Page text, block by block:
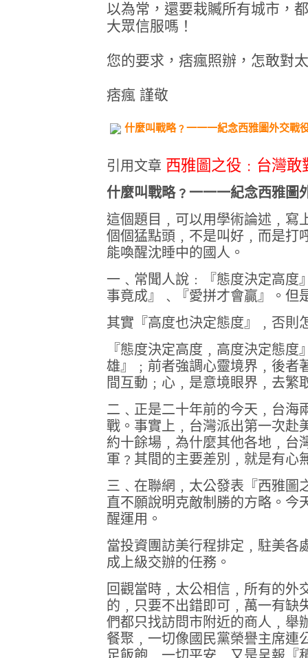
以為常，還要栽贓所有城市，
大眾信服嗎！
您的要求，痞瘋照辦，怎敢對
痞瘋 謹敬
什麼叫戰略﹖一一一紀念西雅圖外交戰
引用文章 西雅圖之役﹕台灣
什麼叫戰略﹖ 一一一紀念西雅圖
這個題目﹐可以用學術論述﹐寫
個個猛點頭﹐不是叫好﹐而是打
能喚醒沈睡中的國人。
一﹑ 常聞人說﹕『態度決定高度
事竟成』﹑『愛拼才會贏』。但
其實『高度也決定態度』﹐否則
『態度決定高度﹐高度決定態
雄』﹔前者強調心靈境界﹐後者
間互動﹔心﹐是意境眼界﹐去繁
二﹑正是二十年前的今天﹐台海
戰。事實上﹐台灣派出第一次赴
約十餘場﹐為什麼其他各地﹐台
軍﹖其間的主要差別﹐就是有心
三﹑在聯網﹐太公發表『西雅圖
直不願說明克敵制勝的方略。今
醒運用。
當投資團訪美行程排定﹐駐美各
成上級交辦的任務。
回觀當時﹐太公相信﹐所有的
的﹐只要不出錯即可﹐萬一有缺
們都只找訪問市附近的商人﹐舉
餐聚﹐一切像國民黨榮譽主席連